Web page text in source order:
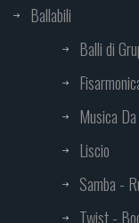
Ballabili
Balli di
Musica
Liscio
Samba -
Twist -